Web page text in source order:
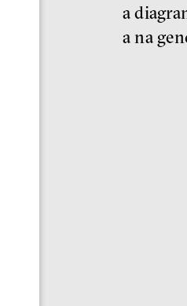
a
a na